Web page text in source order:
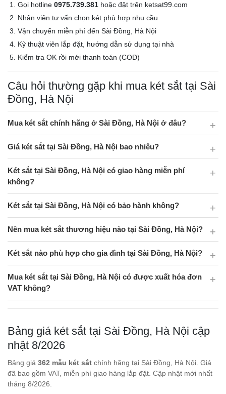
Gọi hotline 0975.739.381 hoặc đặt trên ketsat99.com
Nhân viên tư vấn chọn két phù hợp nhu cầu
Vận chuyển miễn phí đến Sài Đồng, Hà Nội
Kỹ thuật viên lắp đặt, hướng dẫn sử dụng tại nhà
Kiểm tra OK rồi mới thanh toán (COD)
Câu hỏi thường gặp khi mua két sắt tại Sài
Đồng, Hà Nội
Mua két sắt chính hãng ở Sài Đồng, Hà Nội ở đâu?
Giá két sắt tại Sài Đồng, Hà Nội bao nhiêu?
Két sắt tại Sài Đồng, Hà Nội có giao hàng miễn phí
không?
Két sắt tại Sài Đồng, Hà Nội có bảo hành không?
Nên mua két sắt thương hiệu nào tại Sài Đồng, Hà Nội?
Két sắt nào phù hợp cho gia đình tại Sài Đồng, Hà Nội?
Mua két sắt tại Sài Đồng, Hà Nội có được xuất hóa đơn
VAT không?
Bảng giá két sắt tại Sài Đồng, Hà Nội cập
nhật 8/2026
Bảng giá 362 mẫu két sắt chính hãng tại Sài Đồng, Hà Nội. Giá
đã bao gồm VAT, miễn phí giao hàng lắp đặt. Cập nhật mới nhất
tháng 8/2026.